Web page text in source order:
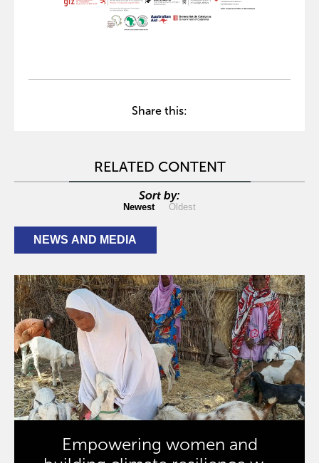
Share this:
RELATED CONTENT
Sort by:
Newest Oldest
NEWS AND MEDIA
Empowering women and